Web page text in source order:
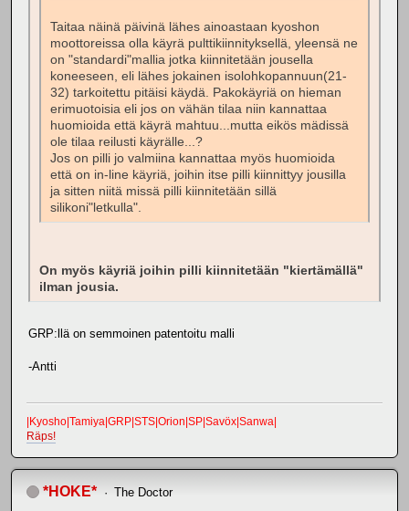
Taitaa näinä päivinä lähes ainoastaan kyoshon
moottoreissa olla käyrä pulttikiinnityksellä, yleensä ne
on "standardi"mallia jotka kiinnitetään jousella
koneeseen, eli lähes jokainen isolohkopannuun(21-
32) tarkoitettu pitäisi käydä. Pakokäyriä on hieman
erimuotoisia eli jos on vähän tilaa niin kannattaa
huomioida että käyrä mahtuu...mutta eikös mädissä
ole tilaa reilusti käyrälle...?
Jos on pilli jo valmiina kannattaa myös huomioida
että on in-line käyriä, joihin itse pilli kiinnittyy jousilla
ja sitten niitä missä pilli kiinnitetään sillä
silikoni"letkulla".
On myös käyriä joihin pilli kiinnitetään "kiertämällä"
ilman jousia.
GRP:llä on semmoinen patentoitu malli
-Antti
|Kyosho|Tamiya|GRP|STS|Orion|SP|Savöx|Sanwa|
Räps!
*HOKE* The Doctor